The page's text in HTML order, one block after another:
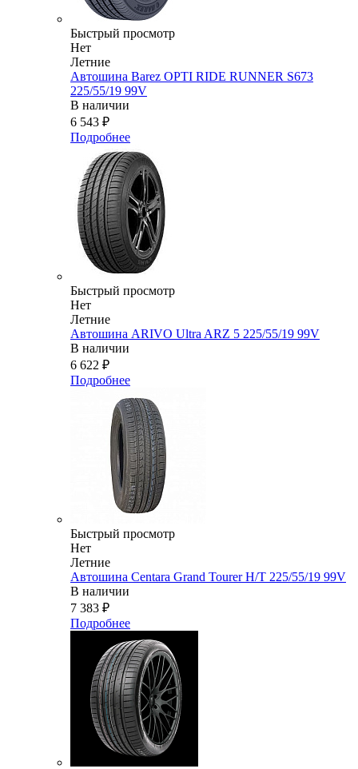
Быстрый просмотр
Нет
Летние
Автошина Barez OPTI RIDE RUNNER S673
225/55/19 99V
В наличии
6 543 ₽
Подробнее
Быстрый просмотр
Нет
Летние
Автошина ARIVO Ultra ARZ 5 225/55/19 99V
В наличии
6 622 ₽
Подробнее
Быстрый просмотр
Нет
Летние
Автошина Centara Grand Tourer H/T 225/55/19 99V
В наличии
7 383 ₽
Подробнее